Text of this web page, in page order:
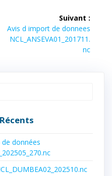
Suivant :
Article
suivant :
Avis d import de donnees
NCL_ANSEVA01_201711.
nc
de données